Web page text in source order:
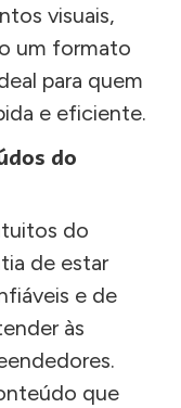
visuais,
um formato
para quem
e eficiente.
do
do
de estar
e de
às
que